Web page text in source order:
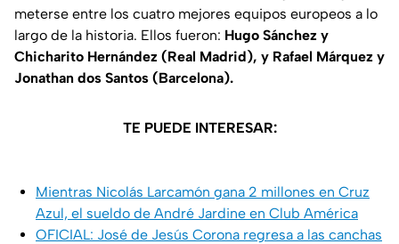
meterse entre los cuatro mejores equipos europeos a lo
largo de la historia. Ellos fueron: Hugo Sánchez y
Chicharito Hernández (Real Madrid), y Rafael Márquez y
Jonathan dos Santos (Barcelona).
TE PUEDE INTERESAR:
Mientras Nicolás Larcamón gana 2 millones en Cruz
Azul, el sueldo de André Jardine en Club América
OFICIAL: José de Jesús Corona regresa a las canchas